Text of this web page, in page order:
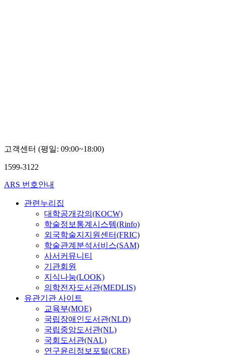
고객센터 (평일: 09:00~18:00)
1599-3122
ARS 번호안내
관련누리집
대학공개강의(KOCW)
학술정보통계시스템(Rinfo)
외국학술지지원센터(FRIC)
학술관계분석서비스(SAM)
사서커뮤니티
기관회원
지식나눔(LOOK)
의학전자도서관(MEDLIS)
유관기관 사이트
교육부(MOE)
국립장애인도서관(NLD)
국립중앙도서관(NL)
국회도서관(NAL)
연구윤리정보포털(CRE)